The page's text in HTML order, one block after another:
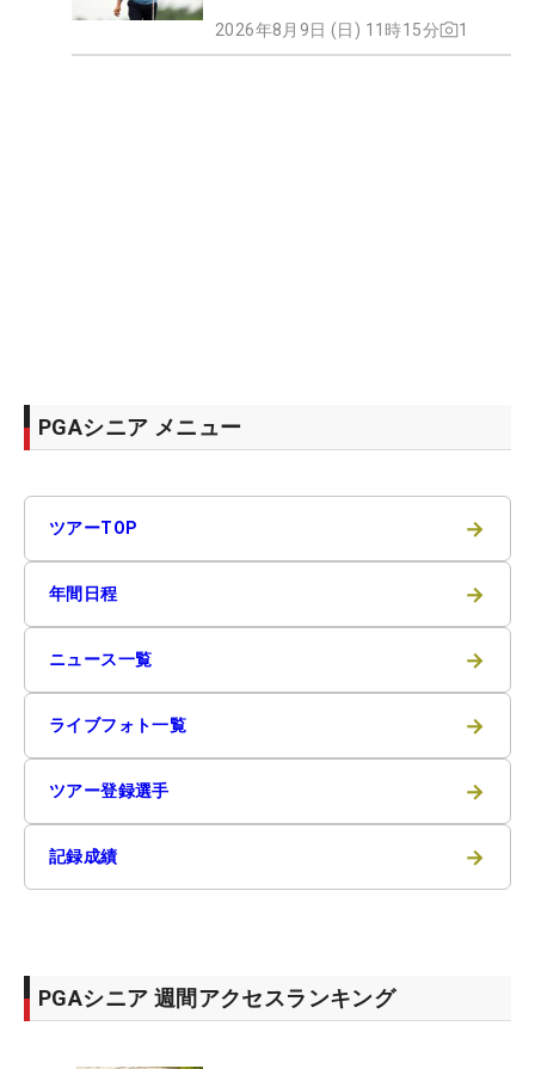
2026年8月9日 (日) 11時15分 1
PGAシニア メニュー
ツアーTOP →
年間日程 →
ニュース一覧 →
ライブフォト一覧 →
ツアー登録選手 →
記録成績 →
PGAシニア 週間アクセスランキング